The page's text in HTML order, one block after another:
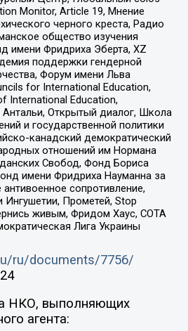
Monitor, Article 19, Мнение
черного креста, Радио
общество изучения
имени Фридриха Эберта, XZ
поддержки гендерной
Форум имени Льва
for International Education,
International Education,
Открытый диалог, Школа
и государственной политики
канадский демократический
отношений им Нормана
Свобод, Фонд Бориса
имени Фридриха Науманна за
сопротивление,
Ингушетии, Прометей, Stop
живым, Фридом Хаус, СОТА
Лига Украины
ru/documents/7756/
НКО, выполняющих
агента: